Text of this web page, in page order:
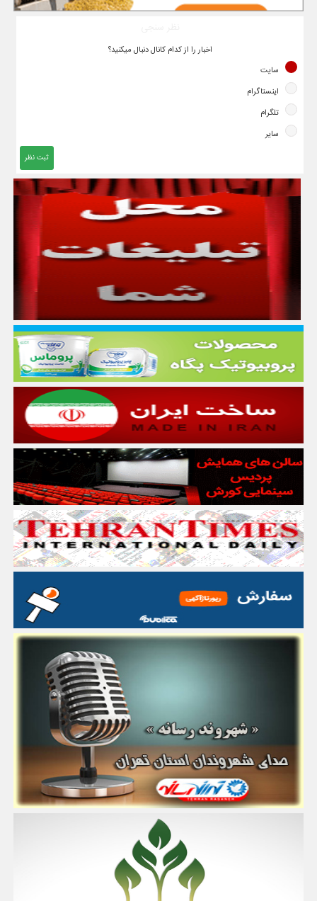
اخبار را از کدام کانال دنبال میکنید؟
سایت
اینستاگرام
تلگرام
سایر
ثبت نظر